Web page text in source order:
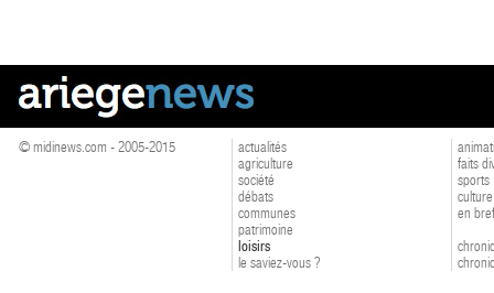
© midinews.com - 2005-2015
actualités
agriculture
société
débats
communes
patrimoine
loisirs
le saviez-vous ?
faits
sports
culture
en bref